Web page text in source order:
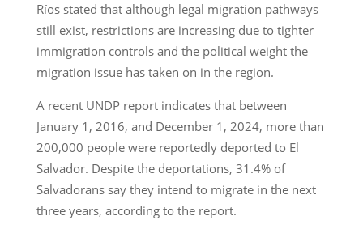
Ríos stated that although legal migration pathways
still exist, restrictions are increasing due to tighter
immigration controls and the political weight the
migration issue has taken on in the region.
A recent UNDP report indicates that between
January 1, 2016, and December 1, 2024, more than
200,000 people were reportedly deported to El
Salvador. Despite the deportations, 31.4% of
Salvadorans say they intend to migrate in the next
three years, according to the report.